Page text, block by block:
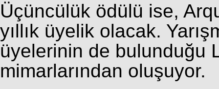
Üçüncülük ödülü ise,
yıllık üyelik olacak.
üyelerinin de bulunduğu
mimarlarından oluşuyor.